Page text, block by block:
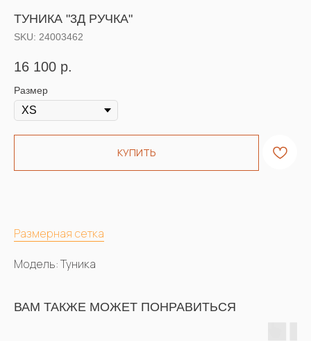
ТУНИКА "3Д РУЧКА"
SKU: 24003462
16 100 р.
Размер
КУПИТЬ
Размерная сетка
Модель: Туника
ВАМ ТАКЖЕ МОЖЕТ ПОНРАВИТЬСЯ